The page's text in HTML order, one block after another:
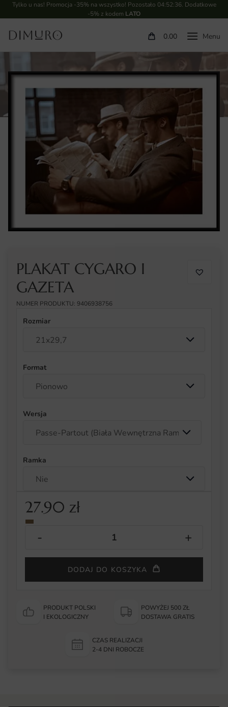
Tylko u nas! Promocja -35% na wszystko! Pozostało 04:52:35. Dodatkowe
-5% z kodem LATO
0.00
PLAKAT CYGARO I
GAZETA
NUMER PRODUKTU: 9406938756
Rozmiar
Format
Wersja
Ramka
27.90 zł
DODAJ DO KOSZYKA
PRODUKT POLSKI
I EKOLOGICZNY
POWYŻEJ 500 ZŁ
DOSTAWA GRATIS
CZAS REALIZACJI
2-4 DNI ROBOCZE